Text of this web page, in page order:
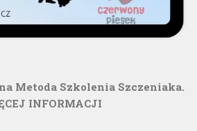
Metoda Szkolenia Szczeniaka.
INFORMACJI